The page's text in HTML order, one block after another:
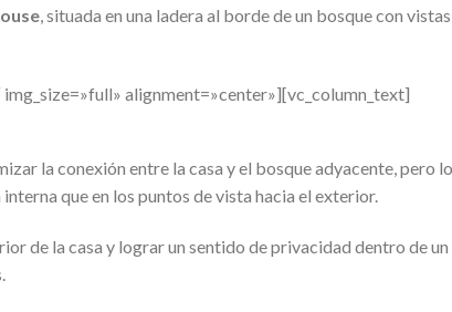
, situada en una ladera al borde de un bosque con vistas
alignment=»center»][vc_column_text]
la conexión entre la casa y el bosque adyacente, pero
que en los puntos de vista hacia el exterior.
de la casa y lograr un sentido de privacidad dentro de un